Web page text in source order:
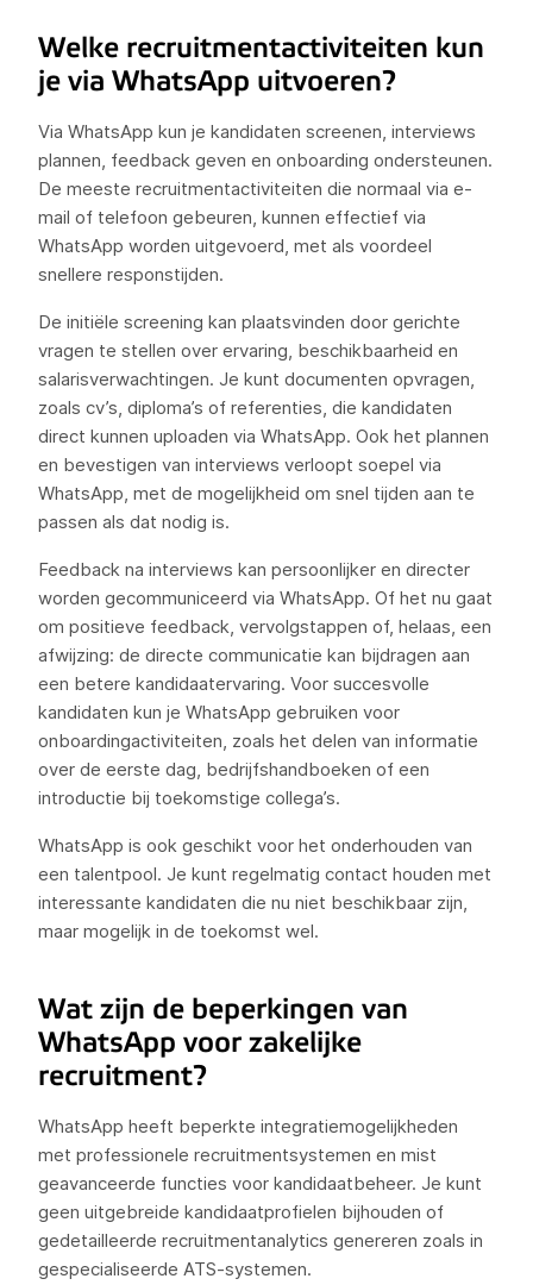
Welke recruitmentactiviteiten kun
je via WhatsApp uitvoeren?
Via WhatsApp kun je kandidaten screenen, interviews
plannen, feedback geven en onboarding ondersteunen.
De meeste recruitmentactiviteiten die normaal via e-
mail of telefoon gebeuren, kunnen effectief via
WhatsApp worden uitgevoerd, met als voordeel
snellere responstijden.
De initiële screening kan plaatsvinden door gerichte
vragen te stellen over ervaring, beschikbaarheid en
salarisverwachtingen. Je kunt documenten opvragen,
zoals cv’s, diploma’s of referenties, die kandidaten
direct kunnen uploaden via WhatsApp. Ook het plannen
en bevestigen van interviews verloopt soepel via
WhatsApp, met de mogelijkheid om snel tijden aan te
passen als dat nodig is.
Feedback na interviews kan persoonlijker en directer
worden gecommuniceerd via WhatsApp. Of het nu gaat
om positieve feedback, vervolgstappen of, helaas, een
afwijzing: de directe communicatie kan bijdragen aan
een betere kandidaatervaring. Voor succesvolle
kandidaten kun je WhatsApp gebruiken voor
onboardingactiviteiten, zoals het delen van informatie
over de eerste dag, bedrijfshandboeken of een
introductie bij toekomstige collega’s.
WhatsApp is ook geschikt voor het onderhouden van
een talentpool. Je kunt regelmatig contact houden met
interessante kandidaten die nu niet beschikbaar zijn,
maar mogelijk in de toekomst wel.
Wat zijn de beperkingen van
WhatsApp voor zakelijke
recruitment?
WhatsApp heeft beperkte integratiemogelijkheden
met professionele recruitmentsystemen en mist
geavanceerde functies voor kandidaatbeheer. Je kunt
geen uitgebreide kandidaatprofielen bijhouden of
gedetailleerde recruitmentanalytics genereren zoals in
gespecialiseerde ATS-systemen.